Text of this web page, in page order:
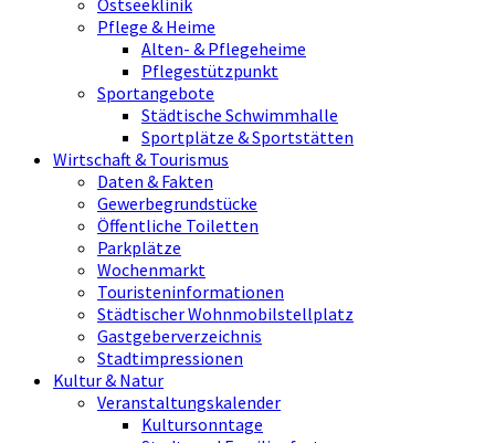
Pflege & Heime
Alten- & Pflegeheime
Pflegestützpunkt
Sportangebote
Städtische Schwimmhalle
Sportplätze & Sportstätten
Wirtschaft & Tourismus
Daten & Fakten
Gewerbegrundstücke
Öffentliche Toiletten
Parkplätze
Wochenmarkt
Touristeninformationen
Städtischer Wohnmobilstellplatz
Gastgeberverzeichnis
Stadtimpressionen
Kultur & Natur
Veranstaltungskalender
Kultursonntage